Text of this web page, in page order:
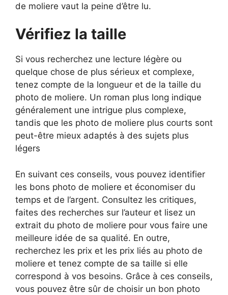
de moliere vaut la peine d’être lu.
Vérifiez la taille
Si vous recherchez une lecture légère ou
quelque chose de plus sérieux et complexe,
tenez compte de la longueur et de la taille du
photo de moliere. Un roman plus long indique
généralement une intrigue plus complexe,
tandis que les photo de moliere plus courts sont
peut-être mieux adaptés à des sujets plus
légers
En suivant ces conseils, vous pouvez identifier
les bons photo de moliere et économiser du
temps et de l’argent. Consultez les critiques,
faites des recherches sur l’auteur et lisez un
extrait du photo de moliere pour vous faire une
meilleure idée de sa qualité. En outre,
recherchez les prix et les prix liés au photo de
moliere et tenez compte de sa taille si elle
correspond à vos besoins. Grâce à ces conseils,
vous pouvez être sûr de choisir un bon photo